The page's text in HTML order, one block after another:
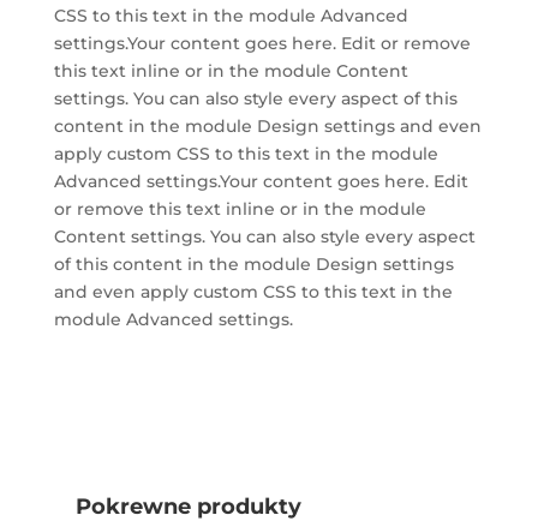
CSS to this text in the module Advanced
settings.Your content goes here. Edit or remove
this text inline or in the module Content
settings. You can also style every aspect of this
content in the module Design settings and even
apply custom CSS to this text in the module
Advanced settings.Your content goes here. Edit
or remove this text inline or in the module
Content settings. You can also style every aspect
of this content in the module Design settings
and even apply custom CSS to this text in the
module Advanced settings.
Pokrewne produkty